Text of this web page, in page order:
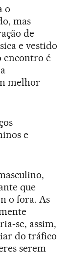
o
mas
de
e vestido
encontro é
melhor
e
que
o fora. As
se, assim,
do tráfico
serem